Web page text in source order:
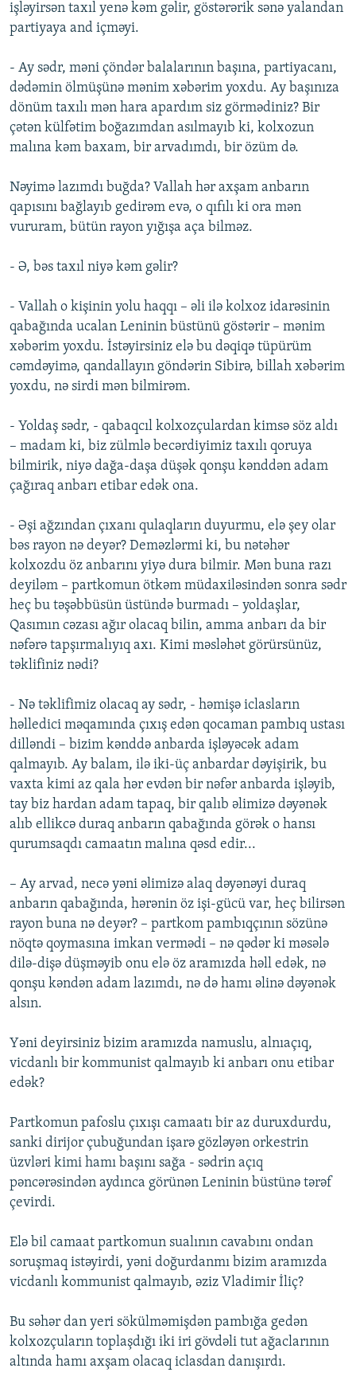
işləyirsən taxıl yenə kəm gəlir, göstərərik sənə yalandan
partiyaya and içməyi.
- Ay sədr, məni çöndər balalarının başına, partiyacanı,
dədəmin ölmüşünə mənim xəbərim yoxdu. Ay başınıza
dönüm taxılı mən hara apardım siz görmədiniz? Bir
çətən külfətim boğazımdan asılmayıb ki, kolxozun
malına kəm baxam, bir arvadımdı, bir özüm də.
Nəyimə lazımdı buğda? Vallah hər axşam anbarın
qapısını bağlayıb gedirəm evə, o qıfılı ki ora mən
vururam, bütün rayon yığışa aça bilməz.
- Ə, bəs taxıl niyə kəm gəlir?
- Vallah o kişinin yolu haqqı – əli ilə kolxoz idarəsinin
qabağında ucalan Leninin büstünü göstərir – mənim
xəbərim yoxdu. İstəyirsiniz elə bu dəqiqə tüpürüm
cəmdəyimə, qandallayın göndərin Sibirə, billah xəbərim
yoxdu, nə sirdi mən bilmirəm.
- Yoldaş sədr, - qabaqcıl kolxozçulardan kimsə söz aldı
– madam ki, biz zülmlə becərdiyimiz taxılı qoruya
bilmirik, niyə dağa-daşa düşək qonşu kənddən adam
çağıraq anbarı etibar edək ona.
- Əşi ağzından çıxanı qulaqların duyurmu, elə şey olar
bəs rayon nə deyər? Deməzlərmi ki, bu nətəhər
kolxozdu öz anbarını yiyə dura bilmir. Mən buna razı
deyiləm – partkomun ötkəm müdaxiləsindən sonra sədr
heç bu təşəbbüsün üstündə burmadı – yoldaşlar,
Qasımın cəzası ağır olacaq bilin, amma anbarı da bir
nəfərə tapşırmalıyıq axı. Kimi məsləhət görürsünüz,
təklifiniz nədi?
- Nə təklifimiz olacaq ay sədr, - həmişə iclasların
həlledici məqamında çıxış edən qocaman pambıq ustası
dilləndi – bizim kənddə anbarda işləyəcək adam
qalmayıb. Ay balam, ilə iki-üç anbardar dəyişirik, bu
vaxta kimi az qala hər evdən bir nəfər anbarda işləyib,
tay biz hardan adam tapaq, bir qalıb əlimizə dəyənək
alıb ellikcə duraq anbarın qabağında görək o hansı
qurumsaqdı camaatın malına qəsd edir...
– Ay arvad, necə yəni əlimizə alaq dəyənəyi duraq
anbarın qabağında, hərənin öz işi-gücü var, heç bilirsən
rayon buna nə deyər? – partkom pambıqçının sözünə
nöqtə qoymasına imkan vermədi – nə qədər ki məsələ
dilə-dişə düşməyib onu elə öz aramızda həll edək, nə
qonşu kəndən adam lazımdı, nə də hamı əlinə dəyənək
alsın.
Yəni deyirsiniz bizim aramızda namuslu, alnıaçıq,
vicdanlı bir kommunist qalmayıb ki anbarı onu etibar
edək?
Partkomun pafoslu çıxışı camaatı bir az duruxdurdu,
sanki dirijor çubuğundan işarə gözləyən orkestrin
üzvləri kimi hamı başını sağa - sədrin açıq
pəncərəsindən aydınca görünən Leninin büstünə tərəf
çevirdi.
Elə bil camaat partkomun sualının cavabını ondan
soruşmaq istəyirdi, yəni doğurdanmı bizim aramızda
vicdanlı kommunist qalmayıb, əziz Vladimir İliç?
Bu səhər dan yeri sökülməmişdən pambığa gedən
kolxozçuların toplaşdığı iki iri gövdəli tut ağaclarının
altında hamı axşam olacaq iclasdan danışırdı.